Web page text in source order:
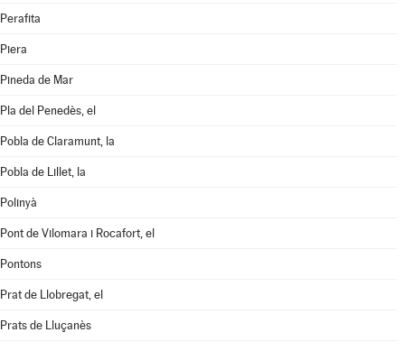
Perafita
Piera
Pineda de Mar
Pla del Penedès, el
Pobla de Claramunt, la
Pobla de Lillet, la
Polinyà
Pont de Vilomara i Rocafort, el
Pontons
Prat de Llobregat, el
Prats de Lluçanès